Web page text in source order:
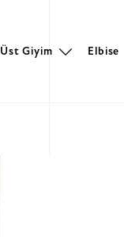
Üst Giyim Elbise